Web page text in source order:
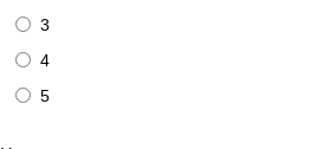
3
4
5